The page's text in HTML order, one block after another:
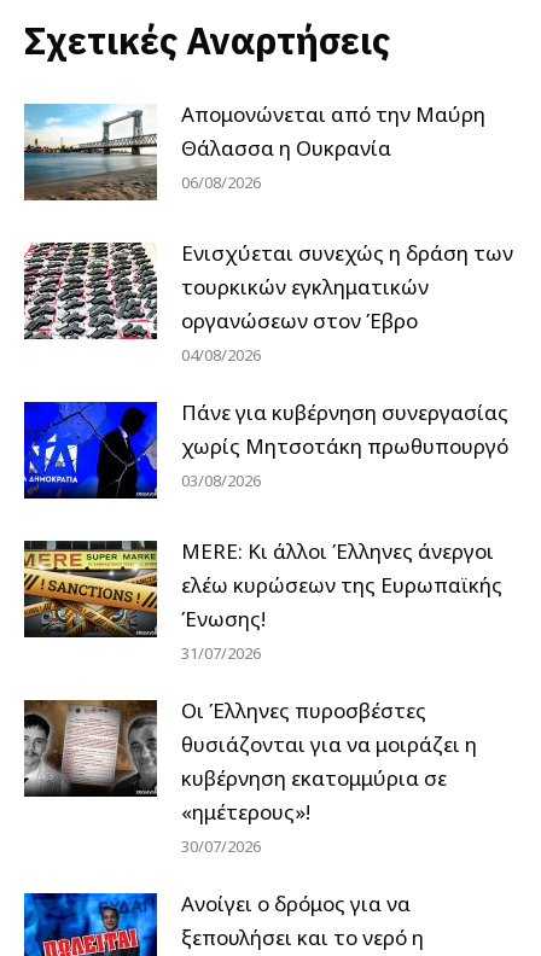
Σχετικές Αναρτήσεις
Απομονώνεται από την Μαύρη
Θάλασσα η Ουκρανία
06/08/2026
Ενισχύεται συνεχώς η δράση των
τουρκικών εγκληματικών
οργανώσεων στον Έβρο
04/08/2026
Πάνε για κυβέρνηση συνεργασίας
χωρίς Μητσοτάκη πρωθυπουργό
03/08/2026
MERE: Κι άλλοι Έλληνες άνεργοι
ελέω κυρώσεων της Ευρωπαϊκής
Ένωσης!
31/07/2026
Οι Έλληνες πυροσβέστες
θυσιάζονται για να μοιράζει η
κυβέρνηση εκατομμύρια σε
«ημέτερους»!
30/07/2026
Ανοίγει ο δρόμος για να
ξεπουλήσει και το νερό η